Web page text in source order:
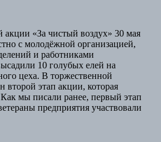
акции «За чистый воздух» 30 мая
с молодёжной организацией,
и работниками
10 голубых елей на
цеха. В торжественной
второй этап акции, которая
мы писали ранее, первый этап
предприятия участвовали